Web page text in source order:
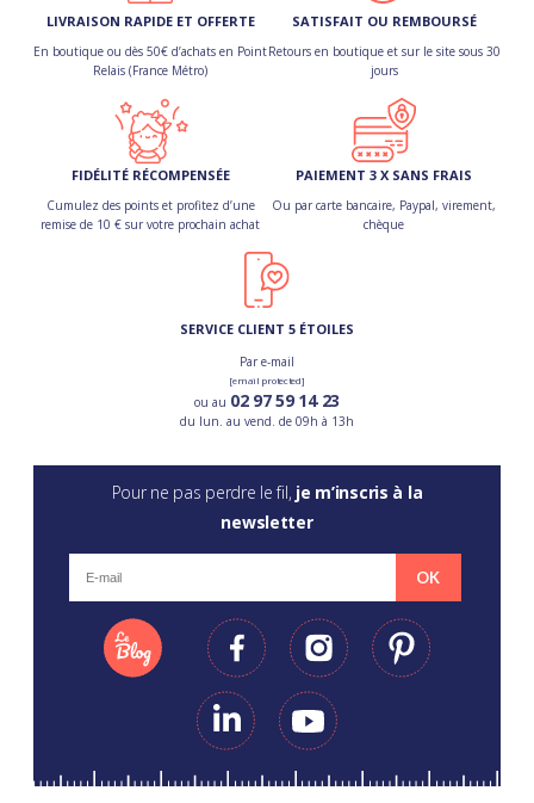
LIVRAISON RAPIDE ET OFFERTE
En boutique ou dès 50€ d’achats en Point
Relais (France Métro)
SATISFAIT OU REMBOURSÉ
Retours en boutique et sur le site sous 30
jours
FIDÉLITÉ RÉCOMPENSÉE
Cumulez des points et profitez d’une
remise de 10 € sur votre prochain achat
PAIEMENT 3 X SANS FRAIS
Ou par carte bancaire, Paypal, virement,
chèque
SERVICE CLIENT 5 ÉTOILES
Par e-mail
[email protected]
ou au 02 97 59 14 23
du lun. au vend. de 09h à 13h
Pour ne pas perdre le fil, je m’inscris à la
newsletter
OK